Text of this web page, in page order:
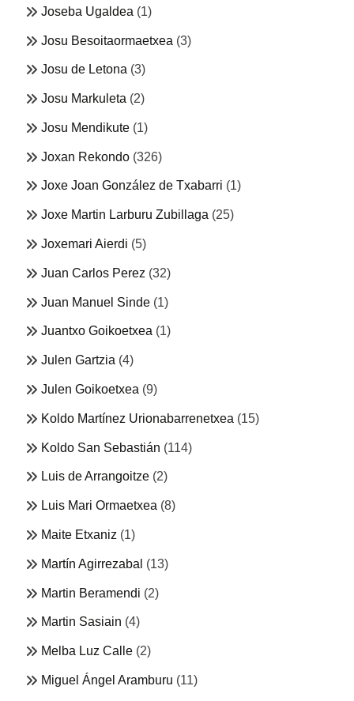
Joseba Ugaldea (1)
Josu Besoitaormaetxea (3)
Josu de Letona (3)
Josu Markuleta (2)
Josu Mendikute (1)
Joxan Rekondo (326)
Joxe Joan González de Txabarri (1)
Joxe Martin Larburu Zubillaga (25)
Joxemari Aierdi (5)
Juan Carlos Perez (32)
Juan Manuel Sinde (1)
Juantxo Goikoetxea (1)
Julen Gartzia (4)
Julen Goikoetxea (9)
Koldo Martínez Urionabarrenetxea (15)
Koldo San Sebastián (114)
Luis de Arrangoitze (2)
Luis Mari Ormaetxea (8)
Maite Etxaniz (1)
Martín Agirrezabal (13)
Martin Beramendi (2)
Martin Sasiain (4)
Melba Luz Calle (2)
Miguel Ángel Aramburu (11)